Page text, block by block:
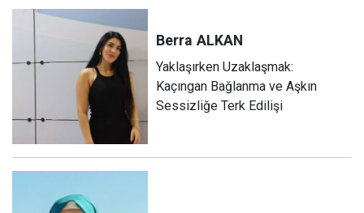
Berra ALKAN
Yaklaşırken Uzaklaşmak:
Kaçıngan Bağlanma ve Aşkın
Sessizliğe Terk Edilişi